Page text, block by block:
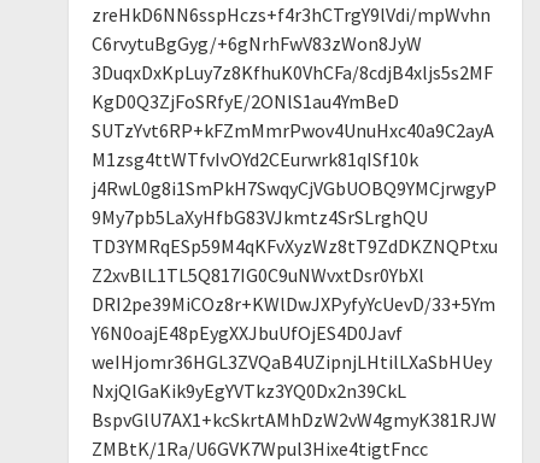
zreHkD6NN6sspHczs+f4r3hCTrgY9lVdi/mpWvhn
C6rvytuBgGyg/+6gNrhFwV83zWon8JyW
3DuqxDxKpLuy7z8KfhuK0VhCFa/8cdjB4xljs5s2MF
KgD0Q3ZjFoSRfyE/2ONlS1au4YmBeD
SUTzYvt6RP+kFZmMmrPwov4UnuHxc40a9C2ayA
M1zsg4ttWTfvIvOYd2CEurwrk81qISf10k
j4RwL0g8i1SmPkH7SwqyCjVGbUOBQ9YMCjrwgyP
9My7pb5LaXyHfbG83VJkmtz4SrSLrghQU
TD3YMRqESp59M4qKFvXyzWz8tT9ZdDKZNQPtxu
Z2xvBlL1TL5Q817IG0C9uNWvxtDsr0YbXl
DRI2pe39MiCOz8r+KWlDwJXPyfyYcUevD/33+5Ym
Y6N0oajE48pEygXXJbuUfOjES4D0Javf
weIHjomr36HGL3ZVQaB4UZipnjLHtilLXaSbHUey
NxjQlGaKik9yEgYVTkz3YQ0Dx2n39CkL
BspvGlU7AX1+kcSkrtAMhDzW2vW4gmyK381RJW
ZMBtK/1Ra/U6GVK7Wpul3Hixe4tigtFncc